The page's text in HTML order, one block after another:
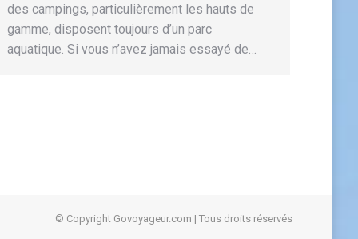
des campings, particulièrement les hauts de
gamme, disposent toujours d’un parc
aquatique. Si vous n’avez jamais essayé de…
© Copyright Govoyageur.com | Tous droits réservés